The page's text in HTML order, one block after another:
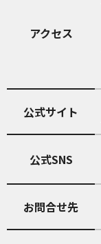
アクセス
公式サイト
公式SNS
お問合せ先